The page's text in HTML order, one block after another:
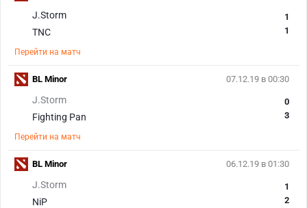
J.Storm
TNC
1
1
Перейти на матч
07.12.19 в 00:30
J.Storm
Fighting Pan
0
3
Перейти на матч
BL Minor
06.12.19 в 01:30
J.Storm
NiP
1
2
BL Minor